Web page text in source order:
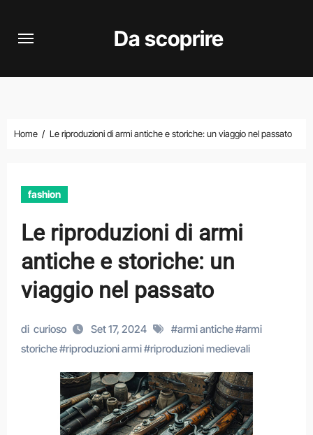
Da scoprire
Home Le riproduzioni di armi antiche e storiche: un viaggio nel passato
fashion
Le riproduzioni di armi
antiche e storiche: un
viaggio nel passato
di curioso Set 17, 2024 #armi antiche#armi
storiche#riproduzioni armi#riproduzioni medievali